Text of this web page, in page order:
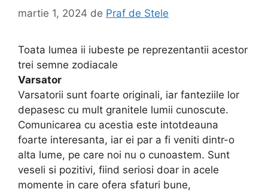
martie 1, 2024 de Praf de Stele
Toata lumea ii iubeste pe reprezentantii acestor
trei semne zodiacale
Varsator
Varsatorii sunt foarte originali, iar fanteziile lor
depasesc cu mult granitele lumii cunoscute.
Comunicarea cu acestia este intotdeauna
foarte interesanta, iar ei par a fi veniti dintr-o
alta lume, pe care noi nu o cunoastem. Sunt
veseli si pozitivi, fiind seriosi doar in acele
momente in care ofera sfaturi bune,